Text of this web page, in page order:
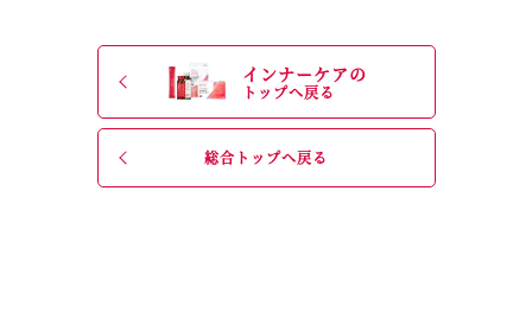
インナーケアの
トップへ戻る
総合トップへ戻る